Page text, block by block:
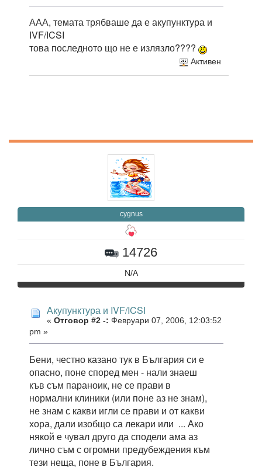
ААА, темата трябваше да е акупунктура и
IVF/ICSI
това последното що не е излязло????
Активен
cygnus
14726
N/A
Акупунктура и IVF/ICSI
« Отговор #2 -: Февруари 07, 2006, 12:03:52
pm »
Бени, честно казано тук в България си е
опасно, поне според мен - нали знаеш
къв съм параноик, не се прави в
нормални клиники (или поне аз не знам),
не знам с какви игли се прави и от какви
хора, дали изобщо са лекари или ... Ако
някой е чувал друго да сподели ама аз
лично съм с огромни предубеждения към
тези неща, поне в България.